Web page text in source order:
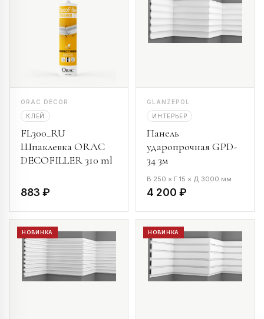
ORAC DECOR
КЛЕЙ
FL300_RU
Шпаклевка ORAC
DECOFILLER 310 ml
883 ₽
GLANZEPOL
ИНТЕРЬЕР
Панель
ударопрочная GPD-
34 3м
В 250 × Г 15 × Д 3000 мм
4 200 ₽
НОВИНКА НОВИНКА